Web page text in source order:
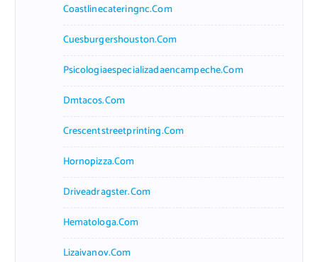
Coastlinecateringnc.com
Cuesburgershouston.com
Psicologiaespecializadaencampeche.com
Dmtacos.com
Crescentstreetprinting.com
Hornopizza.com
Driveadragster.com
Hematologa.com
Lizaivanov.com